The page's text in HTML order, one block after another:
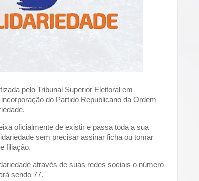
pelo Tribunal Superior Eleitoral em
do Partido Republicano da Ordem
oficialmente de existir e passa toda a sua
sem precisar assinar ficha ou tomar
filiação.
através de suas redes sociais o número
sendo 77.